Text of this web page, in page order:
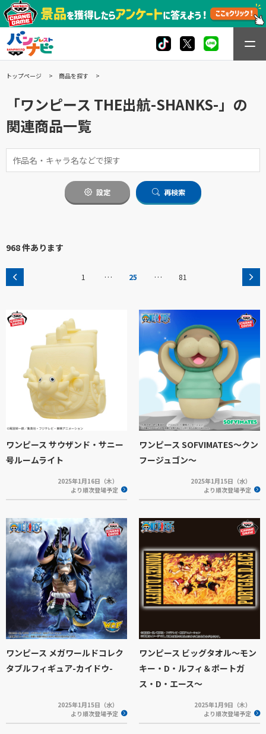
トップページ 商品を探す
「ワンピース THE出航-SHANKS-」の
関連商品一覧
設定 再検索
968 件あります
1 … 25 … 81
ワンピース サウザンド・サニー
号ルームライト
2025年1月16日（木）
より順次登場予定
ワンピース SOFVIMATES～クン
フージュゴン～
2025年1月15日（水）
より順次登場予定
ワンピース メガワールドコレク
タブルフィギュア-カイドウ-
2025年1月15日（水）
より順次登場予定
ワンピース ビッグタオル～モン
キー・D・ルフィ＆ポートガ
ス・D・エース～
2025年1月9日（木）
より順次登場予定